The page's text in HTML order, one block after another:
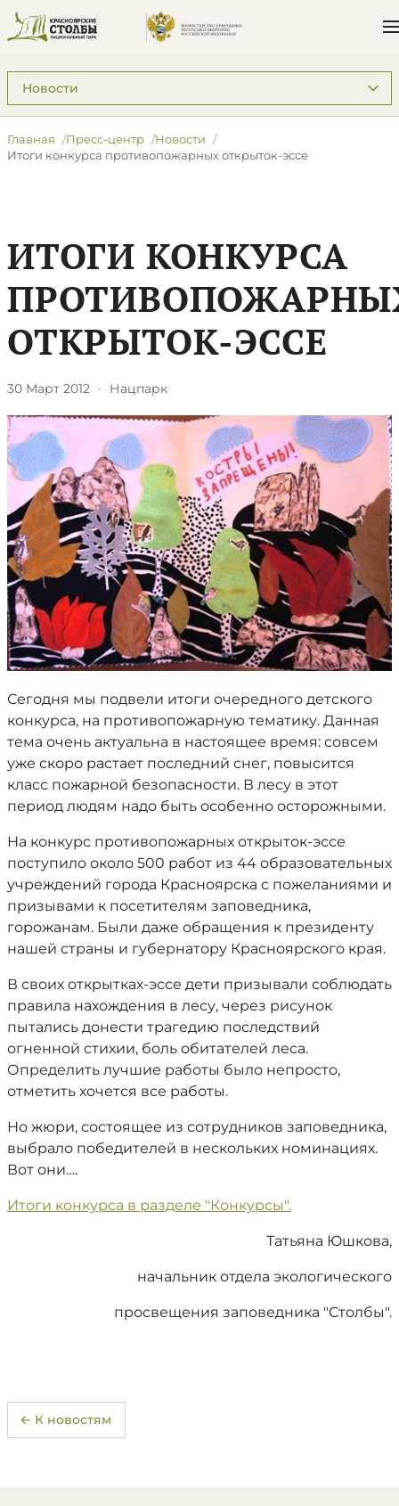
Подразделы: Пресс-центр
Главная Пресс-центр
Новости
Итоги конкурса противопожарных открыток-эссе
ИТОГИ КОНКУРСА
ОТКРЫТОК-ЭССЕ
30 Март 2012 · Нацпарк
Сегодня мы подвели итоги очередного детского
конкурса, на противопожарную тематику. Данная
тема очень актуальна в настоящее время: совсем
уже скоро растает последний снег, повысится
класс пожарной безопасности. В лесу в этот
период людям надо быть особенно осторожными.
На конкурс противопожарных открыток-эссе
поступило около 500 работ из 44 образовательных
учреждений города Красноярска с пожеланиями и
призывами к посетителям заповедника,
горожанам. Были даже обращения к президенту
нашей страны и губернатору Красноярского края.
В своих открытках-эссе дети призывали соблюдать
правила нахождения в лесу, через рисунок
пытались донести трагедию последствий
огненной стихии, боль обитателей леса.
Определить лучшие работы было непросто,
отметить хочется все работы.
Но жюри, состоящее из сотрудников заповедника,
выбрало победителей в нескольких номинациях.
Вот они….
Итоги конкурса в разделе "Конкурсы".
Татьяна Юшкова,
начальник отдела экологического
просвещения заповедника "Столбы".
← К новостям